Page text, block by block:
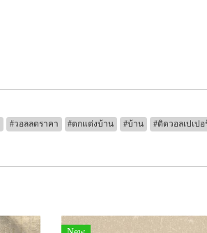
#วอลลดราคา #ตกแต่งบ้าน #บ้าน #ติดวอลเปเปอ